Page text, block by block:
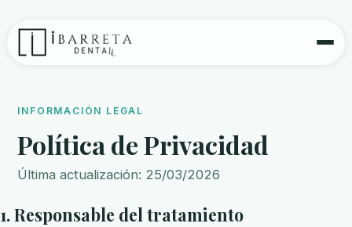
INFORMACIÓN LEGAL
Política de Privacidad
Última actualización: 25/03/2026
1. Responsable del tratamiento